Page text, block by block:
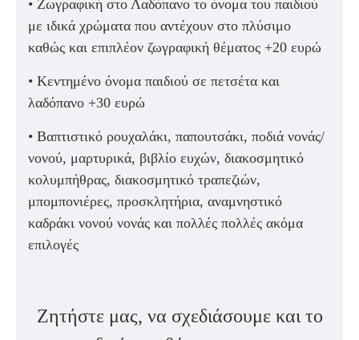
• Ζωγραφική στο Λαδόπανο το όνομα του παιδιού
με ιδικά χρώματα που αντέχουν στο πλύσιμο
καθώς και επιπλέον ζωγραφική θέματος +20 ευρώ
• Κεντημένο όνομα παιδιού σε πετσέτα και
λαδόπανο +30 ευρώ
• Βαπτιστικό ρουχαλάκι, παπουτσάκι, ποδιά νονάς/
νονού, μαρτυρικά, βιβλίο ευχών, διακοσμητικό
κολυμπήθρας, διακοσμητικό τραπεζιών,
μπομπονιέρες, προσκλητήρια, αναμνηστικό
καδράκι νονού νονάς και πολλές πολλές ακόμα
επιλογές
Ζητήστε μας, να σχεδιάσουμε και το